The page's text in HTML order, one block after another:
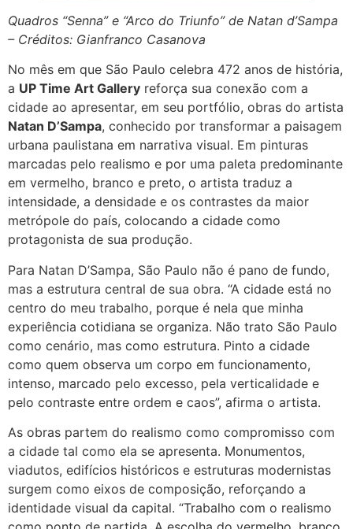
Quadros “Senna” e “Arco do Triunfo” de Natan d’Sampa
– Créditos: Gianfranco Casanova
No mês em que São Paulo celebra 472 anos de história,
a UP Time Art Gallery reforça sua conexão com a
cidade ao apresentar, em seu portfólio, obras do artista
Natan D’Sampa, conhecido por transformar a paisagem
urbana paulistana em narrativa visual. Em pinturas
marcadas pelo realismo e por uma paleta predominante
em vermelho, branco e preto, o artista traduz a
intensidade, a densidade e os contrastes da maior
metrópole do país, colocando a cidade como
protagonista de sua produção.
Para Natan D’Sampa, São Paulo não é pano de fundo,
mas a estrutura central de sua obra. “A cidade está no
centro do meu trabalho, porque é nela que minha
experiência cotidiana se organiza. Não trato São Paulo
como cenário, mas como estrutura. Pinto a cidade
como quem observa um corpo em funcionamento,
intenso, marcado pelo excesso, pela verticalidade e
pelo contraste entre ordem e caos”, afirma o artista.
As obras partem do realismo como compromisso com
a cidade tal como ela se apresenta. Monumentos,
viadutos, edifícios históricos e estruturas modernistas
surgem como eixos de composição, reforçando a
identidade visual da capital. “Trabalho com o realismo